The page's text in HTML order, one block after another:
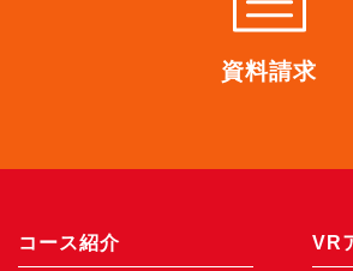
資料請求
コース紹介 VR